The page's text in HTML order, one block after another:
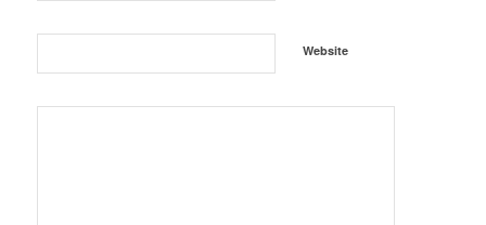
Website